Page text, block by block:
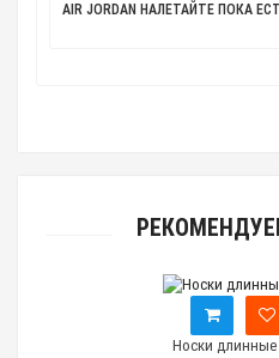
AIR JORDAN НАЛЕТАЙТЕ ПОКА
Носки длинные